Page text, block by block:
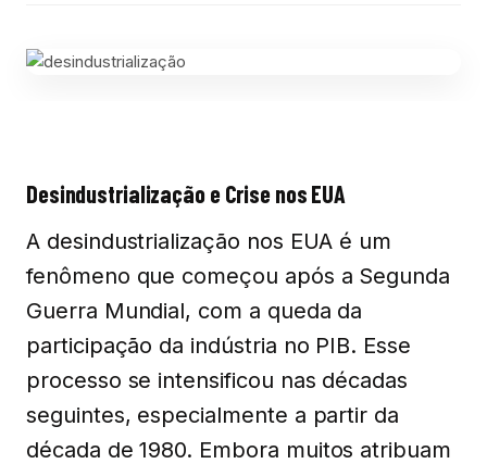
Desindustrialização e Crise nos EUA
A desindustrialização nos EUA é um
fenômeno que começou após a Segunda
Guerra Mundial, com a queda da
participação da indústria no PIB. Esse
processo se intensificou nas décadas
seguintes, especialmente a partir da
década de 1980. Embora muitos atribuam